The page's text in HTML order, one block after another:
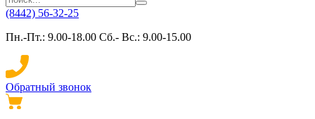
(8442) 56-32-25
Пн.-Пт.: 9.00-18.00 Сб.- Вс.: 9.00-15.00
Обратный звонок